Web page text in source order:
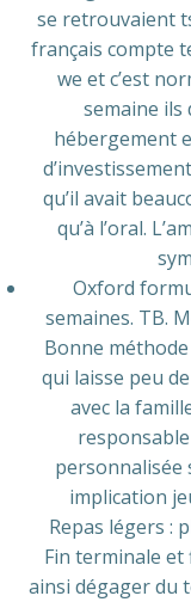
se retrouvaient
français compte
we et c’est
semaine ils
hébergement
qu’il avait
qu’à l’oral.
Oxford
semaines. TB.
Bonne
qui laisse peu
avec la
personnalisée
implication
Repas légers :
Fin terminale
ainsi dégager du